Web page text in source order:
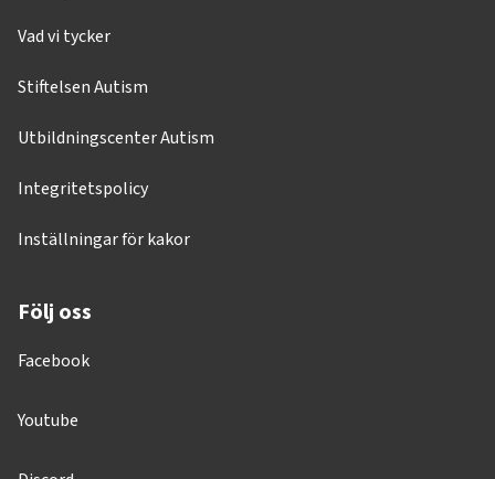
Vad vi tycker
Stiftelsen Autism
Utbildningscenter Autism
Integritetspolicy
Inställningar för kakor
Följ oss
Facebook
Youtube